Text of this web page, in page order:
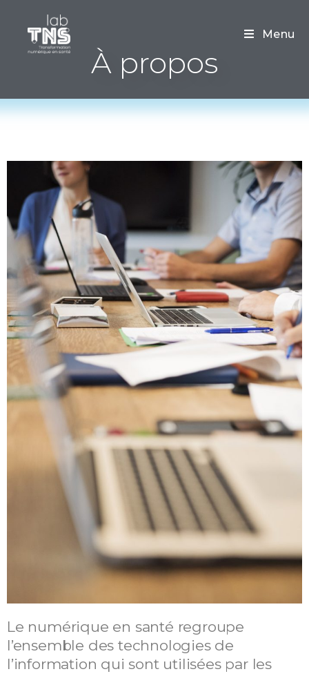
Menu
À propos
Le numérique en santé regroupe
l’ensemble des technologies de
l’information qui sont utilisées par les